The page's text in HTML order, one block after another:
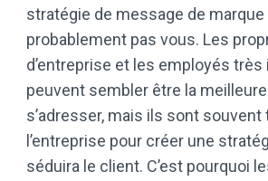
stratégie de message de marque
probablement pas vous. Les
d’entreprise et les employés
peuvent sembler être la
s’adresser, mais ils sont
l’entreprise pour créer une
séduira le client. C’est pourquoi